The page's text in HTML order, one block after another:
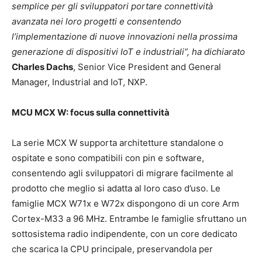
semplice per gli sviluppatori portare connettività
avanzata nei loro progetti e consentendo
l’implementazione di nuove innovazioni nella prossima
generazione di dispositivi IoT e industriali”, ha dichiarato
Charles Dachs, Senior Vice President and General
Manager, Industrial and IoT, NXP.
MCU MCX W: focus sulla connettività
La serie MCX W supporta architetture standalone o
ospitate e sono compatibili con pin e software,
consentendo agli sviluppatori di migrare facilmente al
prodotto che meglio si adatta al loro caso d’uso. Le
famiglie MCX W71x e W72x dispongono di un core Arm
Cortex-M33 a 96 MHz. Entrambe le famiglie sfruttano un
sottosistema radio indipendente, con un core dedicato
che scarica la CPU principale, preservandola per